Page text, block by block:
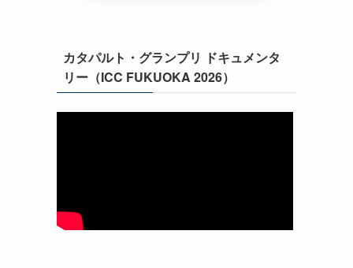
カタパルト・グランプリ ドキュメンタ
リー（ICC FUKUOKA 2026）